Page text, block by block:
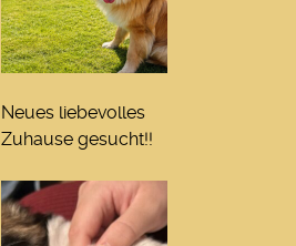
Neues liebevolles
Zuhause gesucht!!